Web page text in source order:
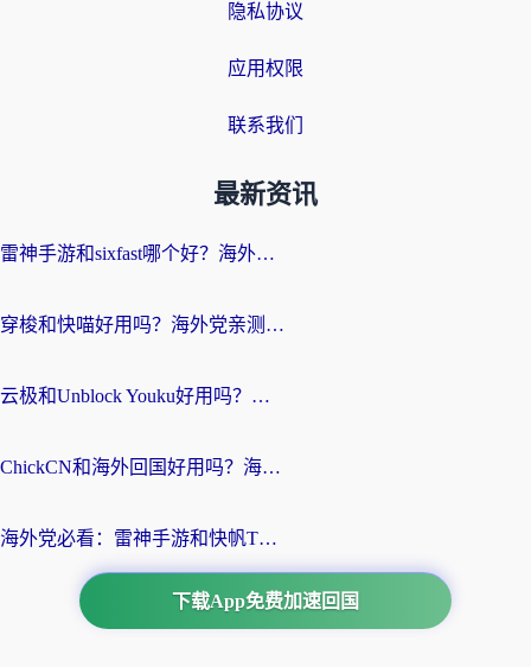
隐私协议
应用权限
联系我们
最新资讯
雷神手游和sixfast哪个好？海外党亲测3款回国加速器，教你选对不踩坑
穿梭和快喵好用吗？海外党亲测：小众加速器对比+番茄加速器深度体验
云极和Unblock Youku好用吗？海外党亲测+2026回国加速器避坑指南
ChickCN和海外回国好用吗？海外党2026亲测：从手游到影音，选对加速器的3个关键
海外党必看：雷神手游和快帆TV版好用吗？3步选对回国加速器不踩坑
下载App免费加速回国